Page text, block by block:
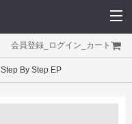
会員登録 ログイン カート
Step By Step EP